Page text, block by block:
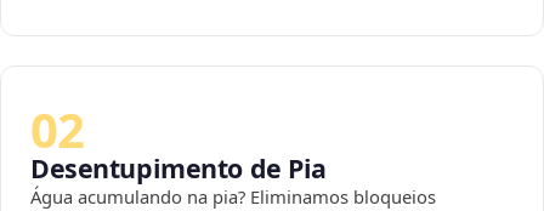
02
Desentupimento de Pia
Água acumulando na pia? Eliminamos bloqueios